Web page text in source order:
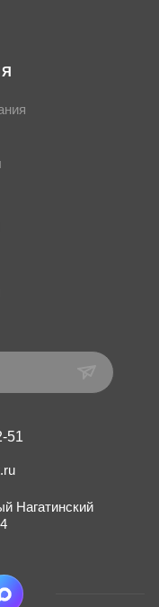
51
Нагатинский